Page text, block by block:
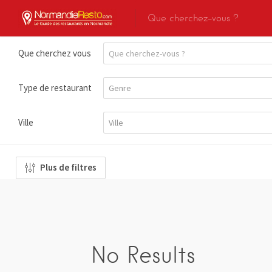
Que cherchez vous
Type de restaurant
Ville
Plus de filtres
No Results